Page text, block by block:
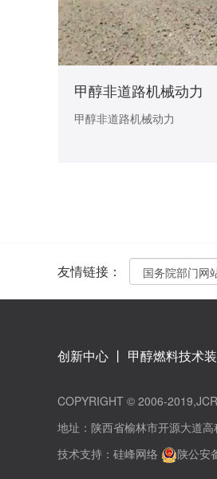
甲醇非道路机械动力
甲醇非道路机械动力
友情链接：
创新中心 丨 甲醇燃料技术
COPYRIGHT © 2006-
地址：陕西省榆林市开源大道
技术支持： 硅峰网络 陕公安